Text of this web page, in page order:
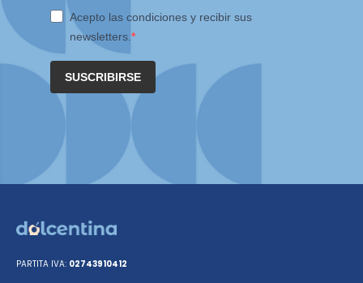
Acepto las condiciones y recibir sus
newsletters.
SUSCRIBIRSE
PARTITA IVA: 02743910412